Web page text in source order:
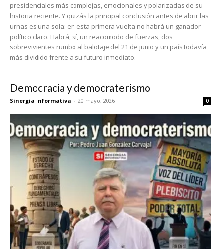
presidenciales más complejas, emocionales y polarizadas de su
historia reciente. Y quizás la principal conclusión antes de abrir las
urnas es una sola: en esta primera vuelta no habrá un ganador
político claro. Habrá, sí, un reacomodo de fuerzas, dos
sobrevivientes rumbo al balotaje del 21 de junio y un país todavía
más dividido frente a su futuro inmediato.
Democracia y democraterismo
Sinergia Informativa - 20 mayo, 2026 0